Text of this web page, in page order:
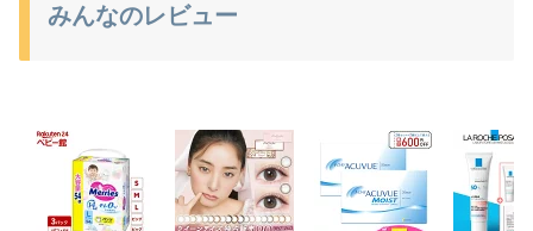
みんなのレビュー